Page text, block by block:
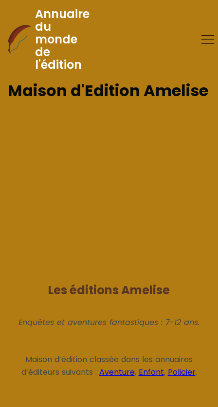
Skip
to
Content
Annuaire
du
monde
de
l'édition
Maison d'Edition Amelise
Les éditions Amelise
Enquêtes et aventures fantastiques : 7-12 ans.
Maison d’édition classée dans les annuaires
d’éditeurs suivants : Aventure, Enfant, Policier.